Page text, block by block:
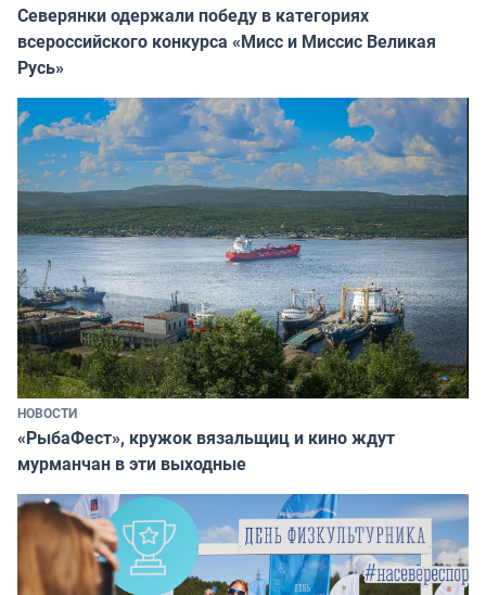
Северянки одержали победу в категориях
всероссийского конкурса «Мисс и Миссис Великая
Русь»
НОВОСТИ
«РыбаФест», кружок вязальщиц и кино ждут
мурманчан в эти выходные